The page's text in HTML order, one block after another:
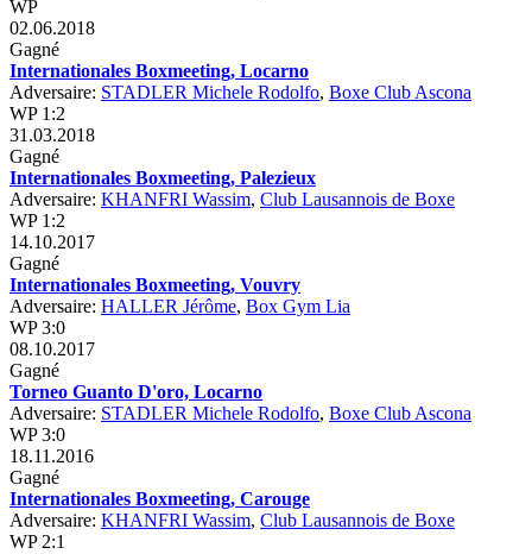
WP
02.06.2018
Gagné
Internationales Boxmeeting, Locarno
Adversaire: STADLER Michele Rodolfo, Boxe Club Ascona
WP 1:2
31.03.2018
Gagné
Internationales Boxmeeting, Palezieux
Adversaire: KHANFRI Wassim, Club Lausannois de Boxe
WP 1:2
14.10.2017
Gagné
Internationales Boxmeeting, Vouvry
Adversaire: HALLER Jérôme, Box Gym Lia
WP 3:0
08.10.2017
Gagné
Torneo Guanto D'oro, Locarno
Adversaire: STADLER Michele Rodolfo, Boxe Club Ascona
WP 3:0
18.11.2016
Gagné
Internationales Boxmeeting, Carouge
Adversaire: KHANFRI Wassim, Club Lausannois de Boxe
WP 2:1